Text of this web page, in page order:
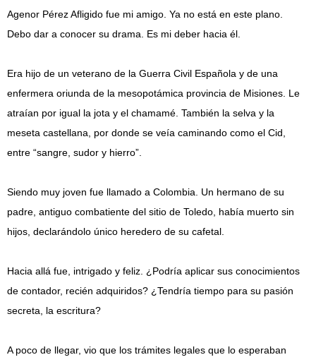
Agenor Pérez Afligido fue mi amigo. Ya no está en este plano.
Debo dar a conocer su drama. Es mi deber hacia él.
Era hijo de un veterano de la Guerra Civil Española y de una
enfermera oriunda de la mesopotámica provincia de Misiones. Le
atraían por igual la jota y el chamamé. También la selva y la
meseta castellana, por donde se veía caminando como el Cid,
entre “sangre, sudor y hierro”.
Siendo muy joven fue llamado a Colombia. Un hermano de su
padre, antiguo combatiente del sitio de Toledo, había muerto sin
hijos, declarándolo único heredero de su cafetal.
Hacia allá fue, intrigado y feliz. ¿Podría aplicar sus conocimientos
de contador, recién adquiridos? ¿Tendría tiempo para su pasión
secreta, la escritura?
A poco de llegar, vio que los trámites legales que lo esperaban